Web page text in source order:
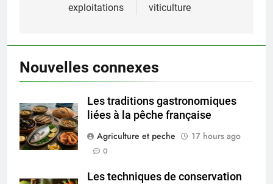
exploitations
viticulture
Nouvelles connexes
Les traditions gastronomiques
liées à la pêche française
Agriculture et peche
17 hours ago
0
Les techniques de conservation